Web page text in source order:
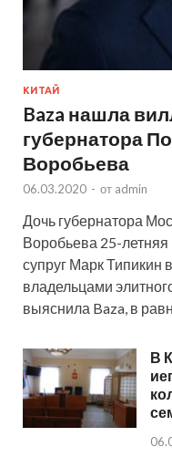
КИТАЙ
Baza нашла
губернатора
Воробьева
06.03.2020 - от admin
Дочь губернатора
Воробьева 25-
супруг Марк Типикин
владельцами
выяснила Baza, в
В